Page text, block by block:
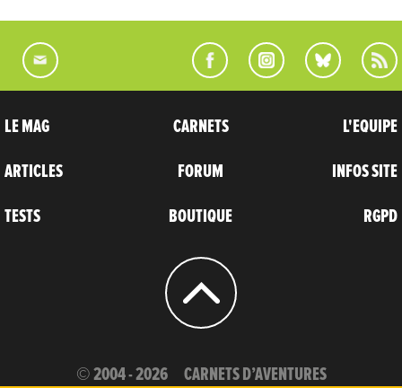
LE MAG
ARTICLES
TESTS
CARNETS
FORUM
BOUTIQUE
L'EQUIPE
INFOS SITE
RGPD
© 2004 - 2026 CARNETS D’AVENTURES